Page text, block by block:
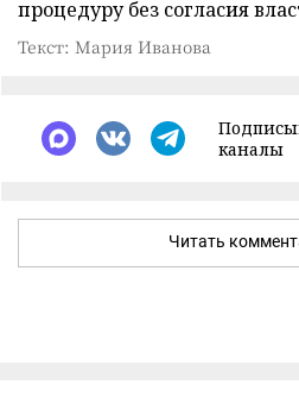
процедуру без согласия
Текст: Мария Иванова
каналы
Читать